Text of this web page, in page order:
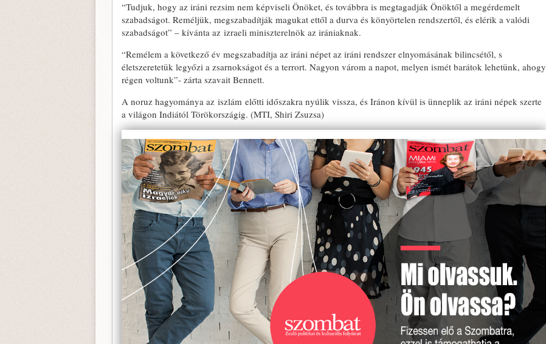
“Tudjuk, hogy az iráni rezsim nem képviseli Önöket, és továbbra is megtagadják Önöktől a megérdemelt
szabadságot. Reméljük, megszabadítják magukat ettől a durva és könyörtelen rendszertől, és elérik a valódi
szabadságot” – kívánta az izraeli miniszterelnök az irániaknak.
“Remélem a következő év megszabadítja az iráni népet az iráni rendszer elnyomásának bilincsétől, s
életszeretetük legyőzi a zsarnokságot és a terrort. Nagyon várom a napot, melyen ismét barátok lehetünk, ahogy
régen voltunk”- zárta szavait Bennett.
A noruz hagyománya az iszlám előtti időszakra nyúlik vissza, és Iránon kívül is ünneplik az iráni népek szerte
a világon Indiától Törökországig. (MTI, Shiri Zsuzsa)